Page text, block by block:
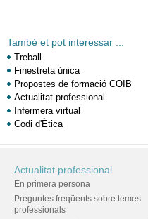
També et pot interessar ...
Treball
Finestreta única
Propostes de formació COIB
Actualitat professional
Infermera virtual
Codi d'Ètica
Actualitat professional
En primera persona
Preguntes freqüents sobre temes
professionals